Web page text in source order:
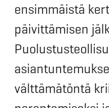
ensimmäistä
päivittämisen
välttämätöntä